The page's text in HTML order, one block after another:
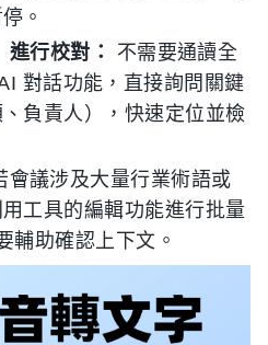
。
行校對：
不需要通讀全
對話功能，直接詢問關鍵
負責人），快速定位並檢
會議涉及大量行業術語或
工具的編輯功能進行批量
輔助確認上下文。